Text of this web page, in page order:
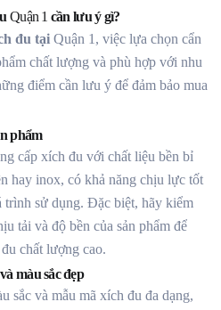
Quận 1 cần lưu ý gì?
đu tại Quận 1, việc lựa chọn cẩn
chất lượng và phù hợp với nhu
điểm cần lưu ý để đảm bảo mua
phẩm
cấp xích đu với chất liệu bền bỉ
hay inox, có khả năng chịu lực tốt
trình sử dụng. Đặc biệt, hãy kiểm
tải và độ bền của sản phẩm để
chất lượng cao.
màu sắc đẹp
sắc và mẫu mã xích đu đa dạng,